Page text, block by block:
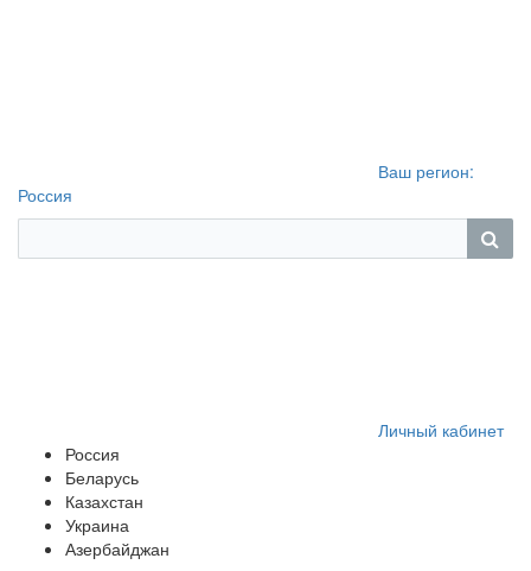
Ваш регион:
Россия
Личный кабинет
Россия
Беларусь
Казахстан
Украина
Азербайджан